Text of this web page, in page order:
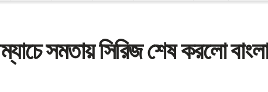
সমতায় সিরিজ শেষ করলো